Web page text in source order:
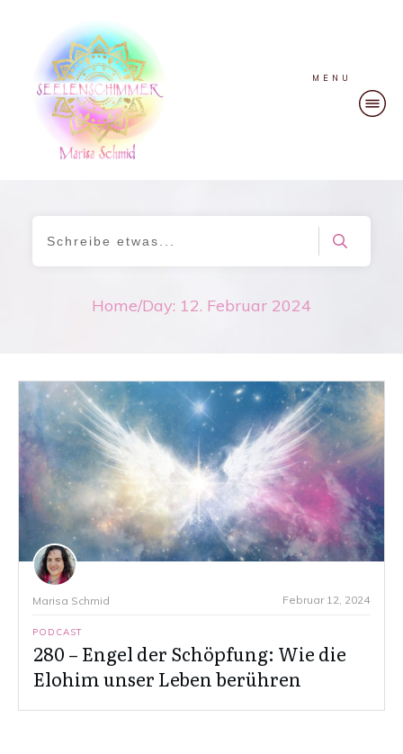
MENU
Home/Day: 12. Februar 2024
Marisa Schmid Februar 12, 2024
PODCAST
280 – Engel der Schöpfung: Wie die
Elohim unser Leben berühren